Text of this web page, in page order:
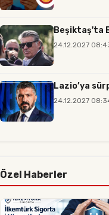
Beşiktaş'ta
24.12.2027
Lazio’ya
24.12.2027
Özel Haberler